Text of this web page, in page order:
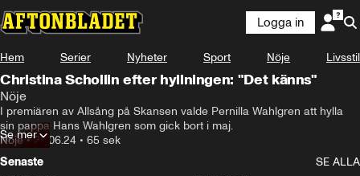
Logga in
Hem Serier Nyheter Sport Nöje Livsstil
Christina Schollin efter hyllningen: "Det känns"
Nöje
I premiären av Allsång på Skansen valde Pernilla Wahlgren att hylla
sin pappa Hans Wahlgren som gick bort i maj.
Nöje•25.06.24 • 65 sek
Se mer
Senaste
SE ALLA